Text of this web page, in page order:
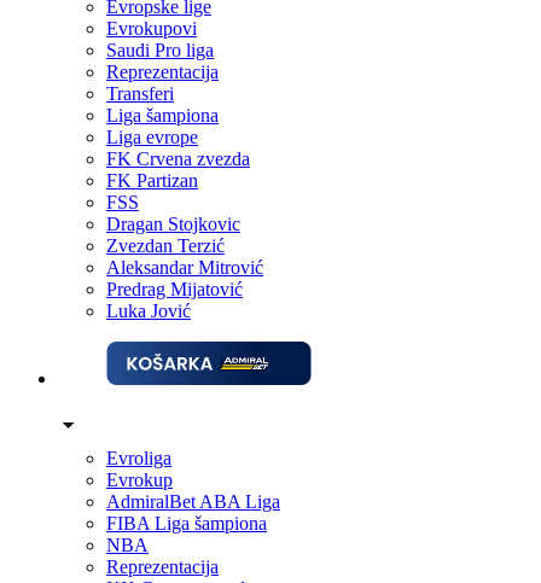
Evropske lige
Evrokupovi
Saudi Pro liga
Reprezentacija
Transferi
Liga šampiona
Liga evrope
FK Crvena zvezda
FK Partizan
FSS
Dragan Stojkovic
Zvezdan Terzić
Aleksandar Mitrović
Predrag Mijatović
Luka Jović
Evroliga
Evrokup
AdmiralBet ABA Liga
FIBA Liga šampiona
NBA
Reprezentacija